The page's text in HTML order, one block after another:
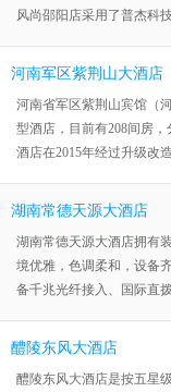
风尚邵阳店采用了普杰科
河南军区紫荆山大酒店
河南省军区紫荆山宾馆（
型酒店，目前有208间房
酒店在2015年经过升级改
控制。
湖南常德天源大酒店
湖南常德天源大酒店拥有
境优雅，色调柔和，设备
备千兆光纤接入、国际直
普杰客房控制系统
醴陵东风大酒店
醴陵东风大酒店是按五星